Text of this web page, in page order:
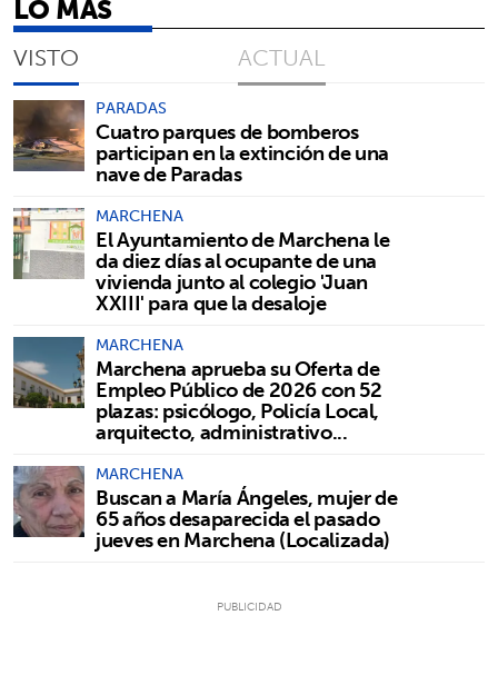
VISTO ACTUAL
PARADAS
Cuatro parques de bomberos
participan en la extinción de una
nave de Paradas
MARCHENA
El Ayuntamiento de Marchena le
da diez días al ocupante de una
vivienda junto al colegio 'Juan
XXIII' para que la desaloje
MARCHENA
Marchena aprueba su Oferta de
Empleo Público de 2026 con 52
plazas: psicólogo, Policía Local,
arquitecto, administrativo...
MARCHENA
Buscan a María Ángeles, mujer de
65 años desaparecida el pasado
jueves en Marchena (Localizada)